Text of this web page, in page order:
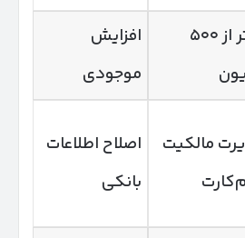
کمتر از ۵۰۰
افزایش
موجودی
مالکیت
اصلاح اطلاعات
بانکی